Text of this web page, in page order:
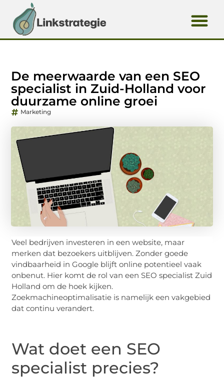
De meerwaarde van een SEO
specialist in Zuid-Holland voor
duurzame online groei
Marketing
Veel bedrijven investeren in een website, maar
merken dat bezoekers uitblijven. Zonder goede
vindbaarheid in Google blijft online potentieel vaak
onbenut. Hier komt de rol van een SEO specialist Zuid
Holland om de hoek kijken.
Zoekmachineoptimalisatie is namelijk een vakgebied
dat continu verandert.
Wat doet een SEO
specialist precies?